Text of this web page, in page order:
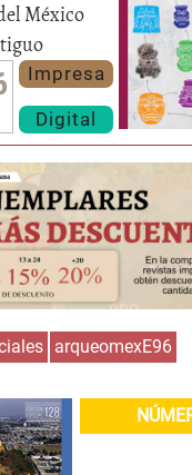
México
Impresa
Digital
arqueomexE96